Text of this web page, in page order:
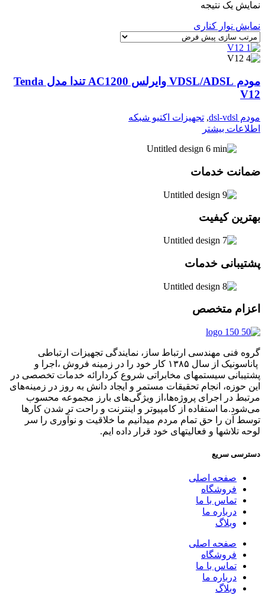
نمایش یک نتیجه
نمایش نوار کناری
مودم VDSL/ADSL وایرلس AC1200 تندا مدل Tenda
V12
مودم dsl-vdsl , تجهیزات اکتیو شبکه
اطلاعات بیشتر
ضمانت خدمات
بهترین کیفیت
پشتیبانی خدمات
اعزام متخصص
گروه فنی مهندسی ارتباط ساز، نمایندگی تجهیزات ارتباطی
پاناسونیک از سال ۱۳۸۵ کار خود را در زمینه فروش ،اجرا و
پشتیبانی سیستمهای مخابراتی شروع کردارائه خدمات تخصصی در
این حوزه، انجام تحقیقات مستمر و ایجاد دانش به‌ روز در زمینه‌های
مرتبط در اجرای پروژه‌ها،از ویژگی‌های بارز مجموعه محسوب
می‌شود.ما استفاده از کامپیوتر و اینترنت و راحت تر شدن کارها
توسط آن را حق تمام مردم میدانیم ما خلاقیت و نوآوری را سر
لوحه تلاشها و فعالیتهای خود قرار داده ایم.
دسترسی سریع
صفحه اصلی
فروشگاه
تماس با ما
درباره ما
وبلاگ
صفحه اصلی
فروشگاه
تماس با ما
درباره ما
وبلاگ